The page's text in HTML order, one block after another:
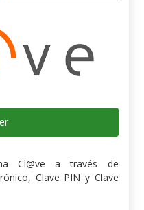
Cl@ve a través de
Clave PIN y Clave